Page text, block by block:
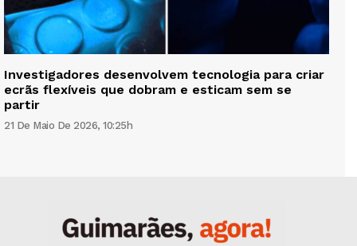
Investigadores desenvolvem tecnologia para criar
ecrãs flexíveis que dobram e esticam sem se
partir
21 De Maio De 2026, 10:25h